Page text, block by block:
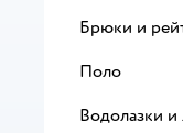
Брюки и
Поло
Водолазки и